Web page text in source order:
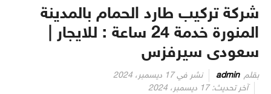
شركة تركيب طارد الحمام بالمدينة
المنورة خدمة 24 ساعة : للايجار |
سعودى سيرفزس
بقلم admin نشر في 17 ديسمبر، 2024
آخر تحديث: 17 ديسمبر، 2024